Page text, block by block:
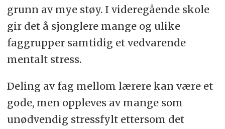
grunn av mye støy. I videregående skole
gir det å sjonglere mange og ulike
faggrupper samtidig et vedvarende
mentalt stress.
Deling av fag mellom lærere kan være et
gode, men oppleves av mange som
unødvendig stressfylt ettersom det